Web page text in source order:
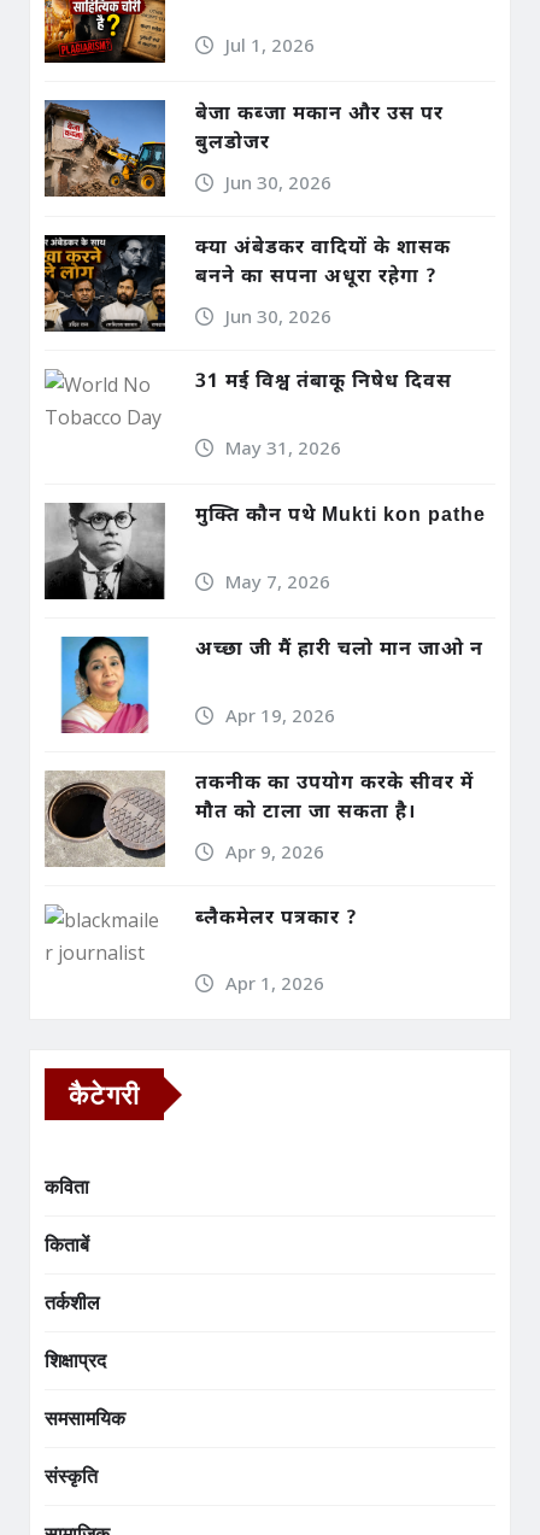
Jul 1, 2026
बेजा कब्जा मकान और उस पर
बुलडोजर
Jun 30, 2026
क्या अंबेडकर वादियों के शासक
बनने का सपना अधूरा रहेगा ?
Jun 30, 2026
31 मई विश्व तंबाकू निषेध दिवस
May 31, 2026
मुक्ति कौन पथे Mukti kon pathe
May 7, 2026
अच्छा जी मैं हारी चलो मान जाओ न
Apr 19, 2026
तकनीक का उपयोग करके सीवर में
मौत को टाला जा सकता है।
Apr 9, 2026
ब्लैकमेलर पत्रकार ?
Apr 1, 2026
कैटेगरी
कविता
किताबें
तर्कशील
शिक्षाप्रद
समसामयिक
संस्कृति